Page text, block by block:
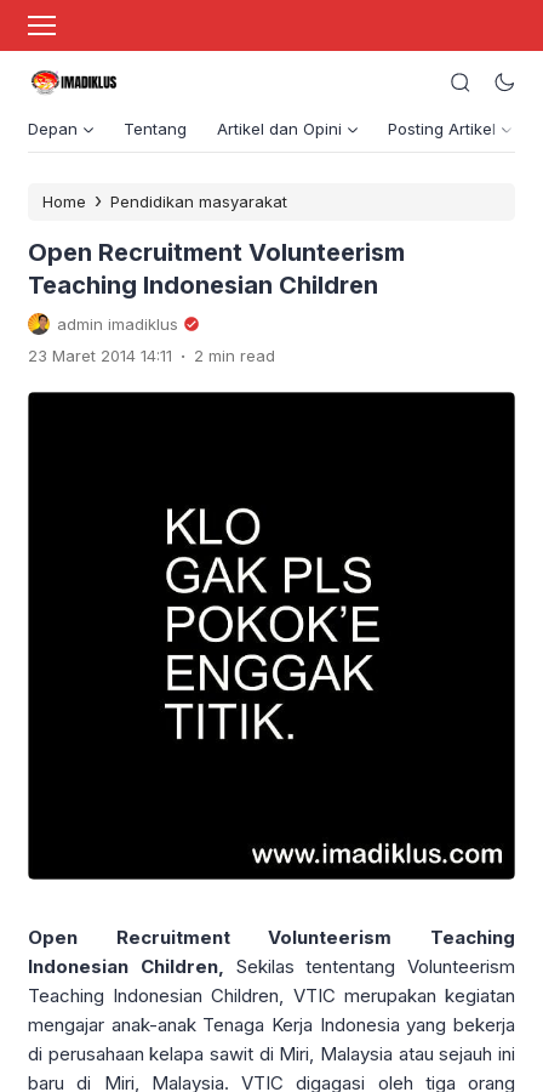
Depan Tentang Artikel dan Opini Posting Artikel
Home › Pendidikan masyarakat
Open Recruitment Volunteerism
Teaching Indonesian Children
admin imadiklus
23 Maret 2014 14:11 . 2 min read
Open Recruitment Volunteerism Teaching
Indonesian Children, Sekilas tententang Volunteerism
Teaching Indonesian Children, VTIC merupakan kegiatan
mengajar anak-anak Tenaga Kerja Indonesia yang bekerja
di perusahaan kelapa sawit di Miri, Malaysia atau sejauh ini
baru di Miri, Malaysia. VTIC digagasi oleh tiga orang